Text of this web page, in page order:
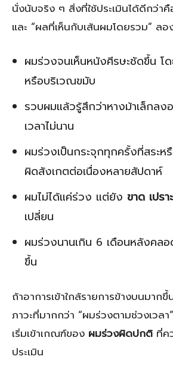
นั่งนับจริง ๆ สิ่งที่ใช้ประเมินได้ดีกว่า
และ “ผลที่เห็นกับเส้นผมโดยรวม” ล
ผมร่วงจนเห็นหนังศีรษะชัดขึ้น โ
หรือบริเวณขมับ
รวบผมแล้วรู้สึกว่าหางม้าเล็กลง
เวลาไม่นาน
ผมร่วงเป็นกระจุกทุกครั้งที่สระ
ผิดสังเกตต่อเนื่องหลายสัปดาห์
ผมไม่ได้แค่ร่วง แต่ยัง ขาด เปร
เปลี่ยน
ผมร่วงนานเกิน 6 เดือนหลังคล
ขึ้น
ถ้าอาการเข้าใกล้รายการข้างบนมากขึ้
ภาวะที่มากกว่า “ผมร่วงตามช่วงเวล
เริ่มเข้าเกณฑ์ของ ผมร่วงผิดปกติ ที่ค
ประเมิน